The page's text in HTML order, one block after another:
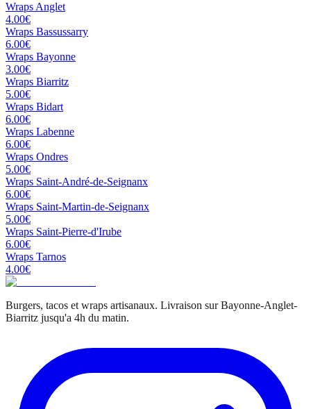
Wraps Anglet
4.00€
Wraps Bassussarry
6.00€
Wraps Bayonne
3.00€
Wraps Biarritz
5.00€
Wraps Bidart
6.00€
Wraps Labenne
6.00€
Wraps Ondres
5.00€
Wraps Saint-André-de-Seignanx
6.00€
Wraps Saint-Martin-de-Seignanx
5.00€
Wraps Saint-Pierre-d'Irube
6.00€
Wraps Tarnos
4.00€
Burgers, tacos et wraps artisanaux. Livraison sur Bayonne-Anglet-
Biarritz jusqu'a 4h du matin.